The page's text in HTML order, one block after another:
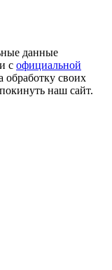
данные
с официальной
обработку своих
наш сайт.